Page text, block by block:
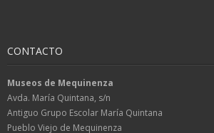
CONTACTO
Museos de Mequinenza
Avda. María Quintana, s/n
Antiguo Grupo Escolar María Quintana
Pueblo Viejo de Mequinenza